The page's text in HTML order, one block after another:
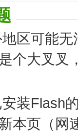
区可能
个大叉叉
装Flash
本页（网